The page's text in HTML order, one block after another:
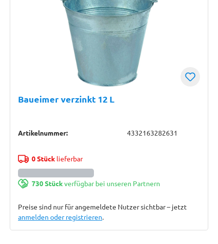
Baueimer verzinkt 12 L
Artikelnummer: 4332163282631
0 Stücklieferbar
730 Stückverfügbar bei unseren Partnern
Preise sind nur für angemeldete Nutzer sichtbar – jetzt
anmelden oder registrieren.